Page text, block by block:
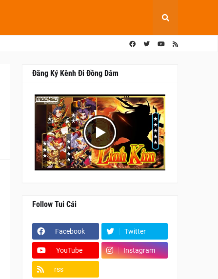
Đăng Ký Kênh Đi Đồng Dâm
Follow Tui Cái
Facebook Twitter
YouTube Instagram
rss